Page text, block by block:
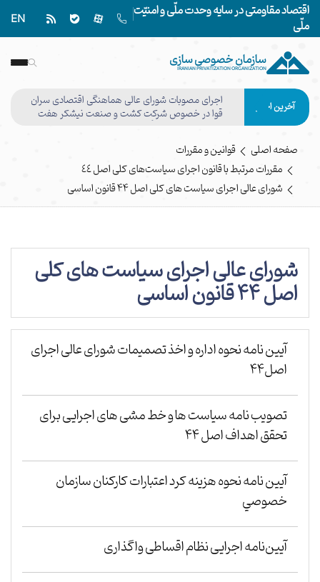
اقتصاد مقاومتی در سایه وحدت ملّی و امنیّت
ملّی
EN
سازمان خصوصی سازی
IRANIAN PRIVATIZATION ORGANIZATION
آخرین اخبار
اجرای مصوبات شورای عالی هماهنگی اقتصادی سران
قوا در خصوص شرکت کشت و صنعت نیشکر هفت
صفحه اصلی
قوانین و مقررات
مقررات مرتبط با قانون اجرای سیاست‌های کلی اصل ٤٤
شورای عالی اجرای سیاست های کلی اصل ۴۴ قانون اساسی
شورای عالی اجرای سیاست های کلی
اصل ۴۴ قانون اساسی
آیین نامه نحوه اداره و اخذ تصمیمات شورای عالی اجرای
اصل۴۴
تصویب نامه سیاست ها و خط مشی های اجرایی برای
تحقق اهداف اصل ۴۴
آيين نامه نحوه هزينه كرد اعتبارات كاركنان سازمان
خصوصي
آیین‌نامه اجرایی نظام اقساطی واگذاری